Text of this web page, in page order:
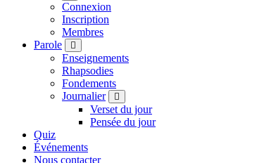
Connexion
Inscription
Membres
Parole
Enseignements
Rhapsodies
Fondements
Journalier
Verset du jour
Pensée du jour
Quiz
Événements
Nous contacter